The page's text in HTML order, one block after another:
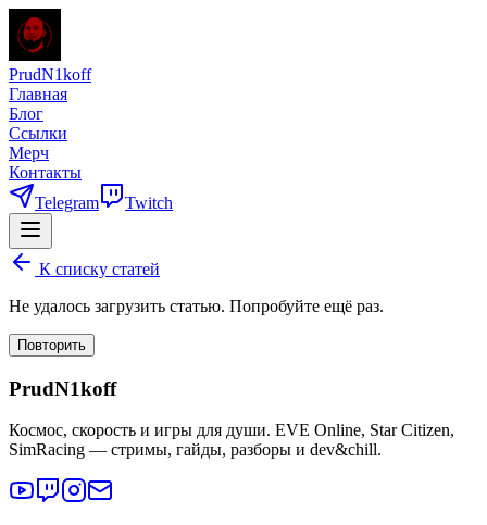
PrudN1koff
Главная
Блог
Ссылки
Мерч
Контакты
Telegram
Twitch
К списку статей
Не удалось загрузить статью. Попробуйте ещё раз.
Повторить
PrudN1koff
Космос, скорость и игры для души. EVE Online, Star Citizen,
SimRacing — стримы, гайды, разборы и dev&chill.